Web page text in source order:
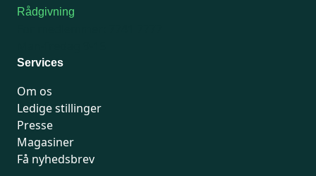
Rådgivning
Services
Om os
Ledige stillinger
Presse
Magasiner
Få nyhedsbrev